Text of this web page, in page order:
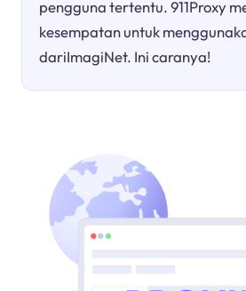
pengguna tertentu. 911Proxy
kesempatan untuk
dariImagiNet. Ini caranya!